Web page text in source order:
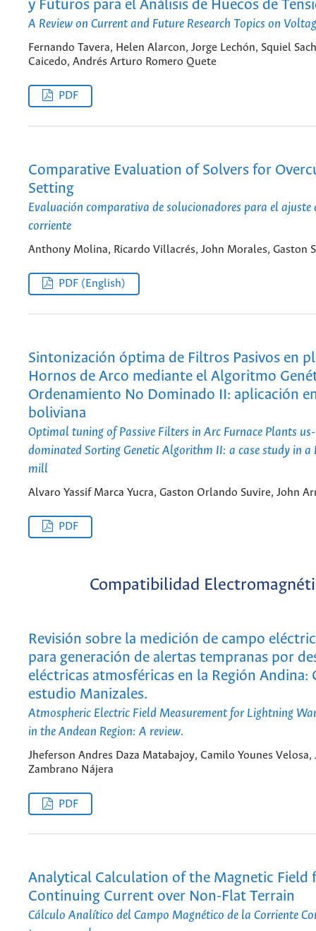
y Futuros para el Análisis de Huecos de
A Review on Current and Future Research Topics on
Fernando Tavera, Helen Alarcon, Jorge Lechón, Squiel
Caicedo, Andrés Arturo Romero Quete
PDF
Comparative Evaluation of Solvers for
Setting
Evaluación comparativa de solucionadores para el ajuste
corriente
Anthony Molina, Ricardo Villacrés, John Morales, Gaston
PDF (English)
Sintonización óptima de Filtros Pasivos en
Hornos de Arco mediante el Algoritmo
Ordenamiento No Dominado II: aplicación
boliviana
Optimal tuning of Passive Filters in Arc Furnace Plants
dominated Sorting Genetic Algorithm II: a case study in a
mill
Alvaro Yassif Marca Yucra, Gaston Orlando Suvire, John
PDF
Compatibilidad
Revisión sobre la medición de campo
para generación de alertas tempranas por
eléctricas atmosféricas en la Región Andina:
estudio Manizales.
Atmospheric Electric Field Measurement for Lightning
in the Andean Region: A review.
Jheferson Andres Daza Matabajoy, Camilo Younes Velosa,
Zambrano Nájera
PDF
Analytical Calculation of the Magnetic Field
Continuing Current over Non-Flat Terrain
Cálculo Analítico del Campo Magnético de la Corriente